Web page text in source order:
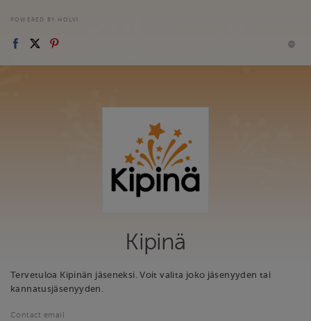
POWERED BY HOLVI
Kipinä
Tervetuloa Kipinän jäseneksi. Voit valita joko jäsenyyden tai
kannatusjäsenyyden.
Contact email